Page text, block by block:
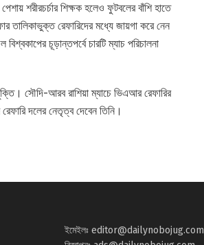
শরীরচর্চার শিক্ষক হলেও ফুটবলের বাঁশি হাতে
তালিকাভুক্ত রেফারিদের মধ্যে জায়গা করে নেন
চূড়ান্তপর্বে চারটি ম্যাচ পরিচালনা
সৌদি-আরব রাশিয়া ম্যাচে ভিএআর রেফারির
দলের নেতৃত্ব দেবেন তিনি।
ইমেইলঃ editor@dailynobojug.com